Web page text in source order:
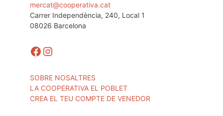
mercat@cooperativa.cat
Carrer Independència, 240, Local 1
08026 Barcelona
Facebook
Instagram
SOBRE NOSALTRES
LA COOPERATIVA EL POBLET
CREA EL TEU COMPTE DE VENEDOR